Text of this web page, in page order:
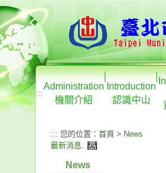
:::
Administration
機關介紹
Introduction
認識中山
::: 您的位置： 首頁 > News
最新消息.
News